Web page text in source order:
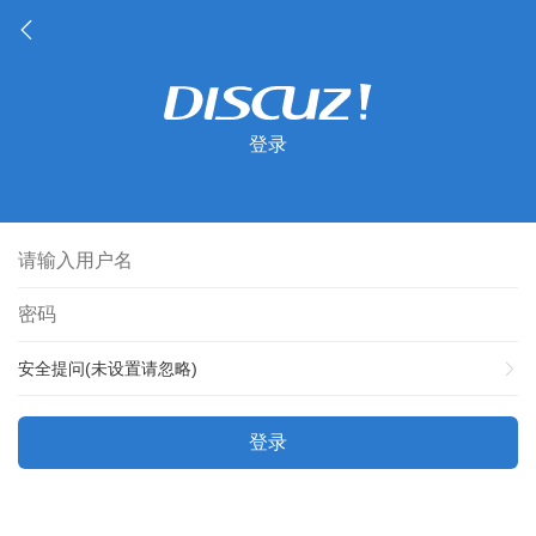
登录
安全提问(未设置请忽略)
登录